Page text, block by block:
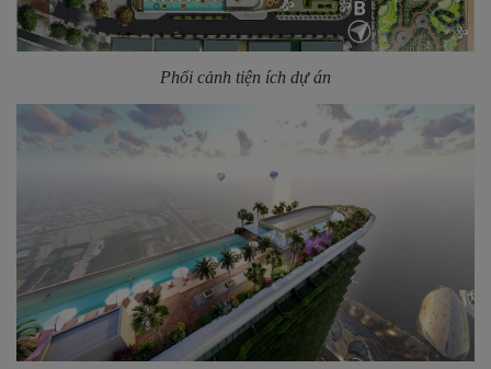
Phối cảnh tiện ích dự án